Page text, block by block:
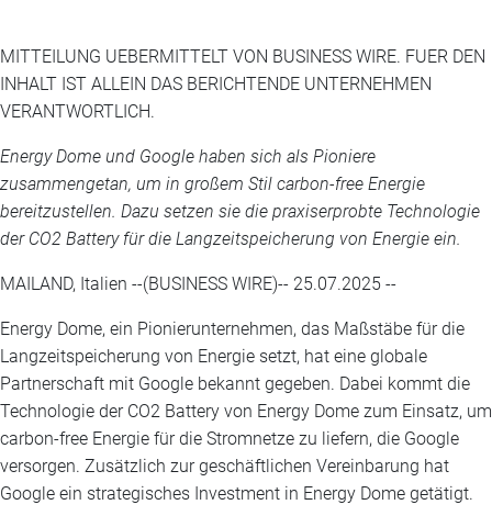
MITTEILUNG UEBERMITTELT VON BUSINESS WIRE. FUER DEN
INHALT IST ALLEIN DAS BERICHTENDE UNTERNEHMEN
VERANTWORTLICH.
Energy Dome und Google haben sich als Pioniere
zusammengetan, um in großem Stil carbon-free Energie
bereitzustellen. Dazu setzen sie die praxiserprobte Technologie
der CO2 Battery für die Langzeitspeicherung von Energie ein.
MAILAND, Italien --(BUSINESS WIRE)-- 25.07.2025 --
Energy Dome, ein Pionierunternehmen, das Maßstäbe für die
Langzeitspeicherung von Energie setzt, hat eine globale
Partnerschaft mit Google bekannt gegeben. Dabei kommt die
Technologie der CO2 Battery von Energy Dome zum Einsatz, um
carbon-free Energie für die Stromnetze zu liefern, die Google
versorgen. Zusätzlich zur geschäftlichen Vereinbarung hat
Google ein strategisches Investment in Energy Dome getätigt.